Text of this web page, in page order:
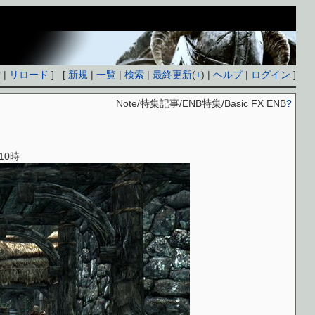
| リロード ] [ 新規 |一覧 |検索 |最終更新(+) |ヘルプ| ログイン ]
Note/特集記事/ENB特集/Basic FX ENB?
時